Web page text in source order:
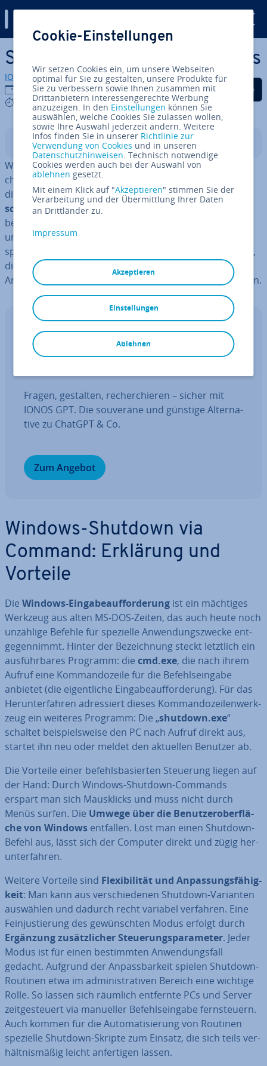
Zum Haupt­in­halt springen
Shutdown via CMD – so geht’s
IONOS Redaktion
12.06.2020
8 mins
Auf Facebook teilen
Auf Twitter teilen
Auf LinkedIn
In­halts­ver­zeich­nis
Wie man seinen PC über die Windows-Be­nut­zer­ober­flä­
che her­un­ter­fährt, weiß jeder Windows-Nutzer. Die Be­
dien­ober­flä­che stellt seinen Nutzern aber nurein­ge­
schränk­te Mög­lich­kei­ten
zur Verfügung. Weniger
bekannt ist, dass sich Computer sehr variabel und auf
un­ter­schied­li­che Weisen her­un­ter­fah­ren lassen, indem
spezielle Shutdown-Befehle in die Ein­ga­be­auf­for­de­rung,
die als Be­triebs­sys­tem-Shell eine In­ter­ak­ti­on zwischen
Anwender und Windows er­mög­licht, ein­ge­ge­ben werden.
IONOS GPT
Ihr sou­ve­rä­ner KI Assistent für mehr
Fragen, gestalten, re­cher­chie­ren – sicher mit
IONOS GPT. Die souveräne und günstige Al­ter­na­
ti­ve zu ChatGPT & Co.
Zum Angebot
Windows-Shutdown via
Command: Erklärung und
Vorteile
Die Windows-Ein­ga­be­auf­for­de­rung ist ein mächtiges
Werkzeug aus alten MS-DOS-Zeiten, das auch heute noch
unzählige Befehle für spezielle An­wen­dungs­zwe­cke ent­
ge­gen­nimmt. Hinter der Be­zeich­nung steckt letztlich ein
aus­führ­ba­res Programm: die cmd.exe, die nach ihrem
Aufruf eine Kom­man­do­zei­le für die Be­fehls­ein­ga­be
anbietet (die ei­gent­li­che Ein­ga­be­auf­for­de­rung). Für das
Her­un­ter­fah­ren adres­siert dieses Kom­man­do­zei­len­werk­
zeug ein weiteres Programm: Die „shutdown.exe“
schaltet bei­spiels­wei­se den PC nach Aufruf direkt aus,
startet ihn neu oder meldet den aktuellen Benutzer ab.
Die Vorteile einer be­fehls­ba­sier­ten Steuerung liegen auf
der Hand: Durch Windows-Shutdown-Commands
erspart man sich Maus­klicks und muss nicht durch
Menüs surfen. Die Umwege über die Be­nut­zer­ober­flä­
che von Windows entfallen. Löst man einen Shutdown-
Befehl aus, lässt sich der Computer direkt und zügig her­
un­ter­fah­ren.
Weitere Vorteile sind Fle­xi­bi­li­tät und An­pas­sungs­fä­hig­
keit: Man kann aus ver­schie­de­nen Shutdown-Varianten
auswählen und dadurch recht variabel verfahren. Eine
Fein­jus­tie­rung des ge­wünsch­ten Modus erfolgt durch
Ergänzung zu­sätz­li­cher Steue­rungs­pa­ra­me­ter. Jeder
Modus ist für einen be­stimm­ten An­wen­dungs­fall
gedacht. Aufgrund der An­pass­bar­keit spielen Shutdown-
Routinen etwa im ad­mi­nis­tra­ti­ven Bereich eine wichtige
Rolle. So lassen sich räumlich entfernte PCs und Server
zeit­ge­steu­ert via manueller Be­fehls­ein­ga­be fern­steu­ern.
Auch kommen für die Au­to­ma­ti­sie­rung von Routinen
spezielle Shutdown-Skripte zum Einsatz, die sich teils ver­
hält­nis­mä­ßig leicht an­fer­ti­gen lassen.
Cookie-Einstellungen
Wir setzen Cookies ein, um unsere Webseiten
optimal für Sie zu gestalten, unsere Produkte für
Sie zu verbessern sowie Ihnen zusammen mit
Drittanbietern interessengerechte Werbung
anzuzeigen. In den Einstellungen können Sie
auswählen, welche Cookies Sie zulassen wollen,
sowie Ihre Auswahl jederzeit ändern. Weitere
Infos finden Sie in unserer Richtlinie zur
Verwendung von Cookies und in unseren
Datenschutzhinweisen. Technisch notwendige
Cookies werden auch bei der Auswahl von
ablehnen gesetzt.
Mit einem Klick auf "Akzeptieren" stimmen Sie der
Verarbeitung und der Übermittlung Ihrer Daten
an Drittländer zu.
Impressum
Akzeptieren
Ablehnen
Einstellungen